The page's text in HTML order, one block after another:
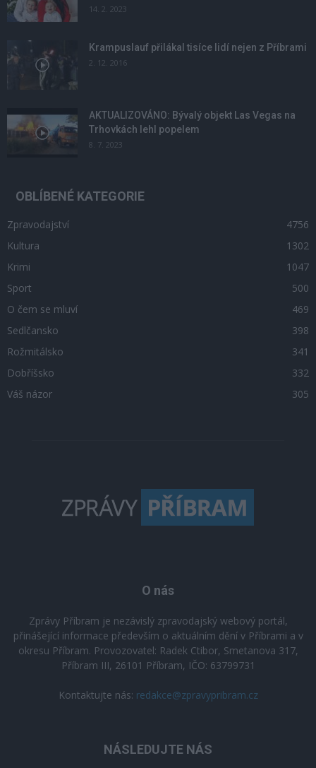
14. 2. 2023
Krampuslauf přilákal tisíce lidí nejen z Příbrami
2. 12. 2016
AKTUALIZOVÁNO: Bývalý objekt Las Vegas na
Trhovkách lehl popelem
8. 7. 2023
OBLÍBENÉ KATEGORIE
Zpravodajství
4756
Kultura
1302
Krimi
1047
Sport
500
O čem se mluví
469
Sedlčansko
398
Rožmitálsko
341
Dobříšsko
332
Váš názor
305
O nás
Zprávy Příbram je nezávislý zpravodajský webový portál,
přinášející informace především o aktuálním dění v Příbrami a v
okresu Příbram. Provozovatel: Radek Ctibor, Smetanova 317,
Příbram III, 26101 Příbram, IČO: 63799731
Kontaktujte nás: redakce@zpravypribram.cz
NÁSLEDUJTE NÁS